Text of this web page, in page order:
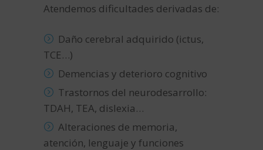
Atendemos dificultades derivadas de:
Daño cerebral adquirido (ictus,
TCE…)
Demencias y deterioro cognitivo
Trastornos del neurodesarrollo:
TDAH, TEA, dislexia…
Alteraciones de memoria,
atención, lenguaje y funciones